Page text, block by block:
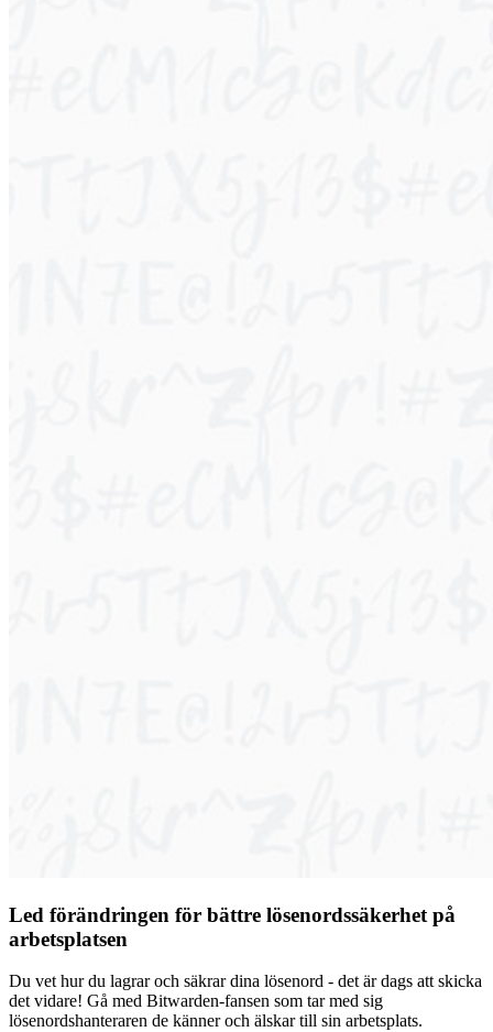
Led förändringen för bättre lösenordssäkerhet på
arbetsplatsen
Du vet hur du lagrar och säkrar dina lösenord - det är dags att skicka
det vidare! Gå med Bitwarden-fansen som tar med sig
lösenordshanteraren de känner och älskar till sin arbetsplats.